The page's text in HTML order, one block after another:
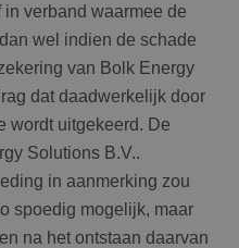
in verband waarmee de
wel indien de schade
van Bolk Energy
dat daadwerkelijk door
wordt uitgekeerd. De
Solutions B.V..
in aanmerking zou
spoedig mogelijk, maar
na het ontstaan daarvan